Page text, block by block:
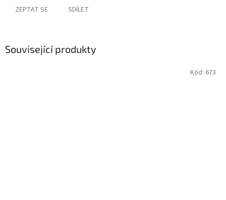
ZEPTAT SE SDÍLET
Související produkty
Kód: 673